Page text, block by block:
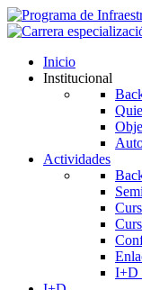
Inicio
Institucional
Actividades
I+D